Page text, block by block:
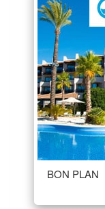
BON PLAN